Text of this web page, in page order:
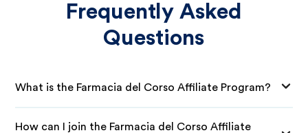
Frequently Asked
Questions
What is the Farmacia del Corso Affiliate Program?
How can I join the Farmacia del Corso Affiliate